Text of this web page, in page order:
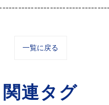
一覧に戻る
関連タグ